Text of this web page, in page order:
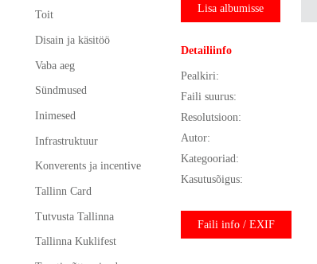
Toit
Disain ja käsitöö
Vaba aeg
Sündmused
Inimesed
Infrastruktuur
Konverents ja incentive
Tallinn Card
Tutvusta Tallinna
Tallinna Kuklifest
Lisa albumisse
Detailiinfo
Pealkiri:
Faili suurus:
Resolutsioon:
Autor:
Kategooriad:
Kasutusõigus:
Faili info / EXIF